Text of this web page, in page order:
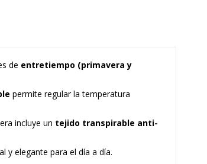
de entretiempo (primavera y
permite regular la temperatura
incluye un tejido transpirable anti-
y elegante para el día a día.